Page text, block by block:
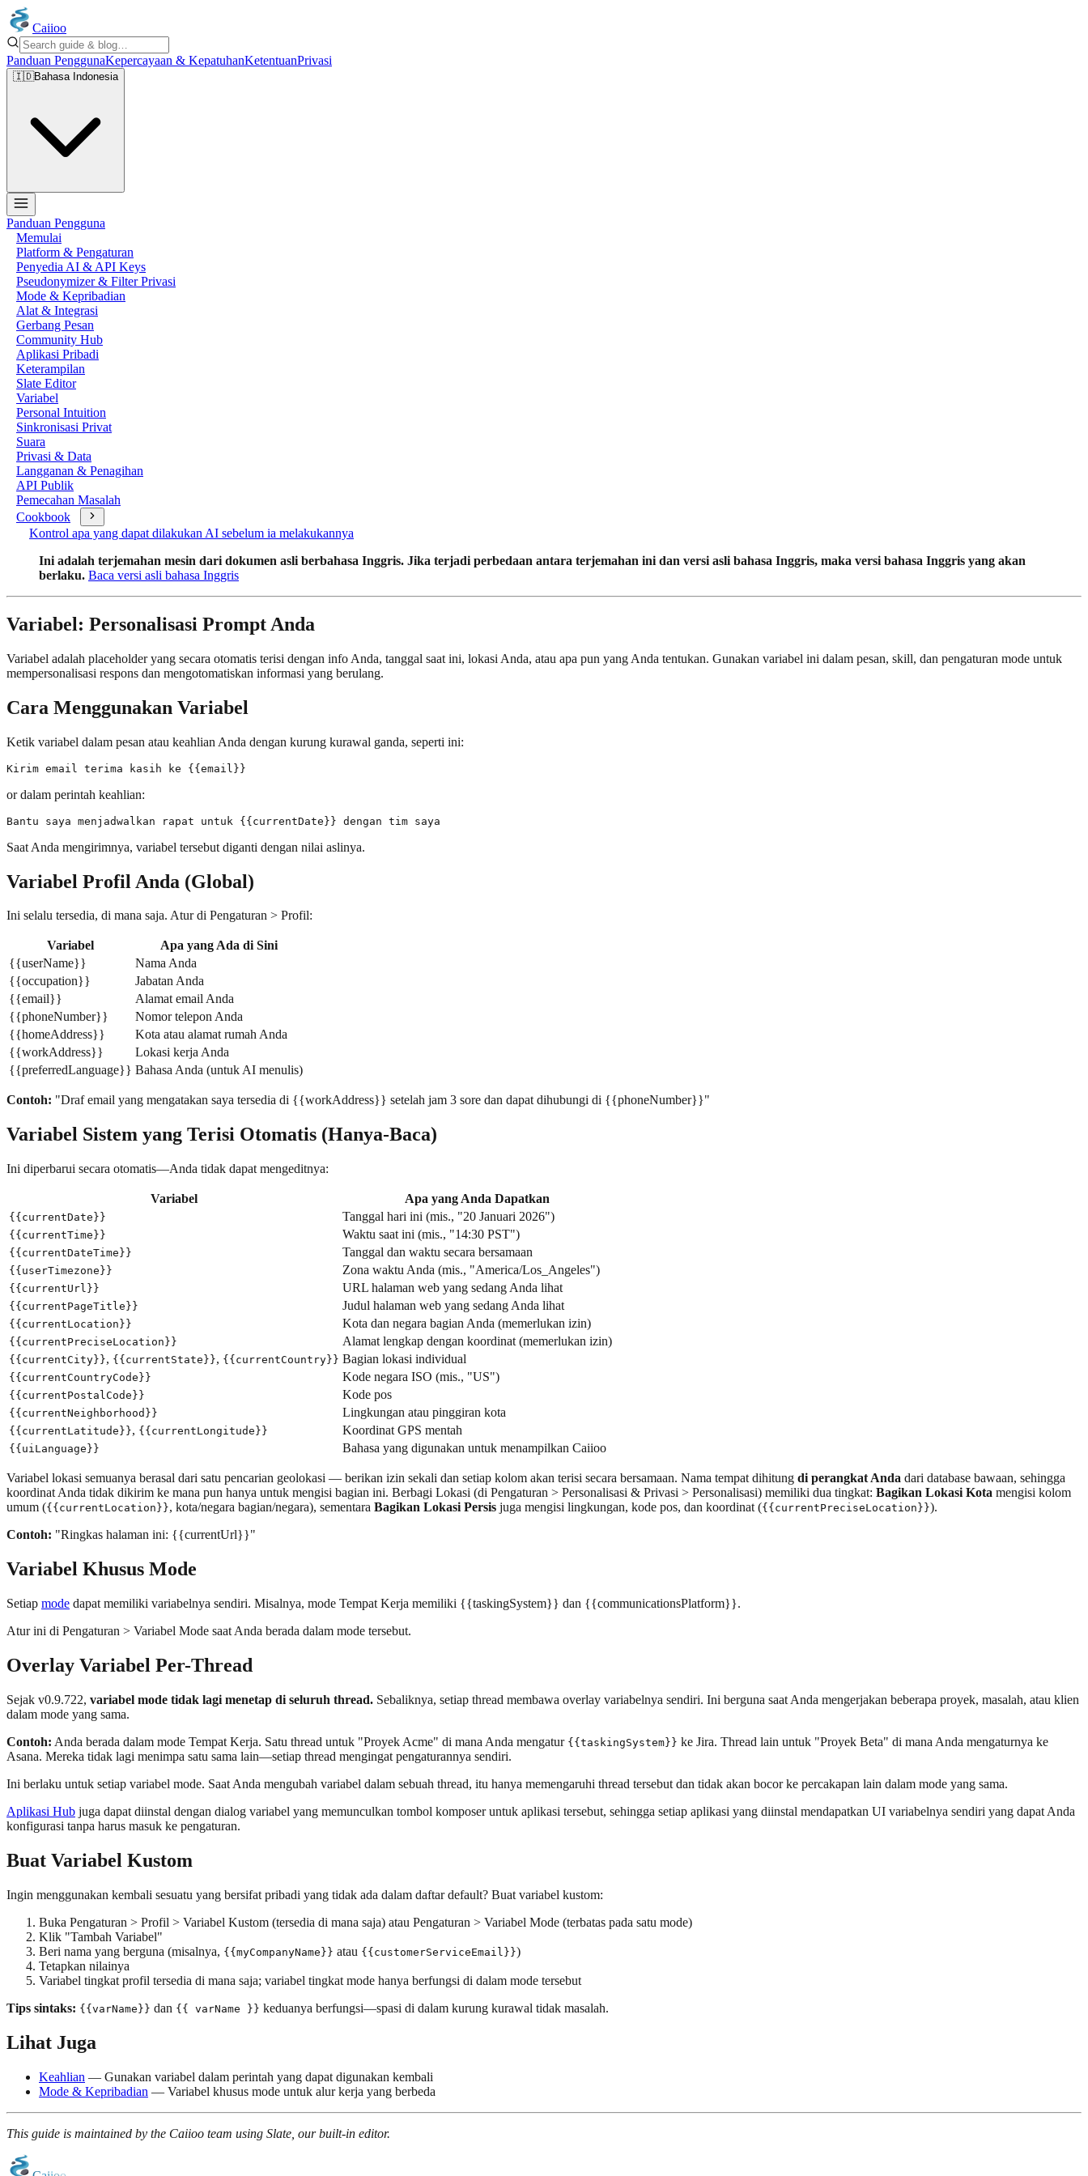
Caiioo
Panduan PenggunaKepercayaan & KepatuhanKetentuanPrivasi
🇮🇩Bahasa Indonesia
Panduan Pengguna
Memulai
Platform & Pengaturan
Penyedia AI & API Keys
Pseudonymizer & Filter Privasi
Mode & Kepribadian
Alat & Integrasi
Gerbang Pesan
Community Hub
Aplikasi Pribadi
Keterampilan
Slate Editor
Variabel
Personal Intuition
Sinkronisasi Privat
Suara
Privasi & Data
Langganan & Penagihan
API Publik
Pemecahan Masalah
Cookbook
Kontrol apa yang dapat dilakukan AI sebelum ia melakukannya
Ini adalah terjemahan mesin dari dokumen asli berbahasa Inggris. Jika terjadi perbedaan antara terjemahan ini dan versi asli bahasa Inggris, maka versi bahasa Inggris yang akan
berlaku. Baca versi asli bahasa Inggris
Variabel: Personalisasi Prompt Anda
Variabel adalah placeholder yang secara otomatis terisi dengan info Anda, tanggal saat ini, lokasi Anda, atau apa pun yang Anda tentukan. Gunakan variabel ini dalam pesan, skill, dan pengaturan mode untuk
mempersonalisasi respons dan mengotomatiskan informasi yang berulang.
Cara Menggunakan Variabel
Ketik variabel dalam pesan atau keahlian Anda dengan kurung kurawal ganda, seperti ini:
or dalam perintah keahlian:
Saat Anda mengirimnya, variabel tersebut diganti dengan nilai aslinya.
Variabel Profil Anda (Global)
Ini selalu tersedia, di mana saja. Atur di Pengaturan > Profil:
Variabel
Apa yang Ada di Sini
{{userName}}
Nama Anda
{{occupation}}
Jabatan Anda
{{email}}
Alamat email Anda
{{phoneNumber}}
Nomor telepon Anda
{{homeAddress}}
Kota atau alamat rumah Anda
{{workAddress}}
Lokasi kerja Anda
{{preferredLanguage}} Bahasa Anda (untuk AI menulis)
Contoh: "Draf email yang mengatakan saya tersedia di {{workAddress}} setelah jam 3 sore dan dapat dihubungi di {{phoneNumber}}"
Variabel Sistem yang Terisi Otomatis (Hanya-Baca)
Ini diperbarui secara otomatis—Anda tidak dapat mengeditnya:
Variabel Apa yang Anda Dapatkan
{{currentDate}} Tanggal hari ini (mis., "20 Januari 2026")
{{currentTime}} Waktu saat ini (mis., "14:30 PST")
{{currentDateTime}} Tanggal dan waktu secara bersamaan
{{userTimezone}} Zona waktu Anda (mis., "America/Los_Angeles")
{{currentUrl}} URL halaman web yang sedang Anda lihat
{{currentPageTitle}} Judul halaman web yang sedang Anda lihat
{{currentLocation}} Kota dan negara bagian Anda (memerlukan izin)
{{currentPreciseLocation}} Alamat lengkap dengan koordinat (memerlukan izin)
{{currentCity}}, {{currentState}}, {{currentCountry}} Bagian lokasi individual
{{currentCountryCode}} Kode negara ISO (mis., "US")
{{currentPostalCode}} Kode pos
{{currentNeighborhood}} Lingkungan atau pinggiran kota
{{currentLatitude}}, {{currentLongitude}} Koordinat GPS mentah
{{uiLanguage}} Bahasa yang digunakan untuk menampilkan Caiioo
Variabel lokasi semuanya berasal dari satu pencarian geolokasi — berikan izin sekali dan setiap kolom akan terisi secara bersamaan. Nama tempat dihitung di perangkat Anda dari database bawaan, sehingga
koordinat Anda tidak dikirim ke mana pun hanya untuk mengisi bagian ini. Berbagi Lokasi (di Pengaturan > Personalisasi & Privasi > Personalisasi) memiliki dua tingkat: Bagikan Lokasi Kota mengisi kolom
umum ({{currentLocation}}, kota/negara bagian/negara), sementara Bagikan Lokasi Persis juga mengisi lingkungan, kode pos, dan koordinat ({{currentPreciseLocation}}).
Contoh: "Ringkas halaman ini: {{currentUrl}}"
Variabel Khusus Mode
Setiap mode dapat memiliki variabelnya sendiri. Misalnya, mode Tempat Kerja memiliki {{taskingSystem}} dan {{communicationsPlatform}}.
Atur ini di Pengaturan > Variabel Mode saat Anda berada dalam mode tersebut.
Overlay Variabel Per-Thread
Sejak v0.9.722, variabel mode tidak lagi menetap di seluruh thread. Sebaliknya, setiap thread membawa overlay variabelnya sendiri. Ini berguna saat Anda mengerjakan beberapa proyek, masalah, atau klien
dalam mode yang sama.
Contoh: Anda berada dalam mode Tempat Kerja. Satu thread untuk "Proyek Acme" di mana Anda mengatur {{taskingSystem}} ke Jira. Thread lain untuk "Proyek Beta" di mana Anda mengaturnya ke
Asana. Mereka tidak lagi menimpa satu sama lain—setiap thread mengingat pengaturannya sendiri.
Ini berlaku untuk setiap variabel mode. Saat Anda mengubah variabel dalam sebuah thread, itu hanya memengaruhi thread tersebut dan tidak akan bocor ke percakapan lain dalam mode yang sama.
Aplikasi Hub juga dapat diinstal dengan dialog variabel yang memunculkan tombol komposer untuk aplikasi tersebut, sehingga setiap aplikasi yang diinstal mendapatkan UI variabelnya sendiri yang dapat Anda
konfigurasi tanpa harus masuk ke pengaturan.
Buat Variabel Kustom
Ingin menggunakan kembali sesuatu yang bersifat pribadi yang tidak ada dalam daftar default? Buat variabel kustom:
Buka Pengaturan > Profil > Variabel Kustom (tersedia di mana saja) atau Pengaturan > Variabel Mode (terbatas pada satu mode)
Klik "Tambah Variabel"
Beri nama yang berguna (misalnya, {{myCompanyName}} atau {{customerServiceEmail}})
Tetapkan nilainya
Variabel tingkat profil tersedia di mana saja; variabel tingkat mode hanya berfungsi di dalam mode tersebut
Tips sintaks: {{varName}} dan {{ varName }} keduanya berfungsi—spasi di dalam kurung kurawal tidak masalah.
Lihat Juga
Keahlian — Gunakan variabel dalam perintah yang dapat digunakan kembali
Mode & Kepribadian — Variabel khusus mode untuk alur kerja yang berbeda
This guide is maintained by the Caiioo team using Slate, our built-in editor.